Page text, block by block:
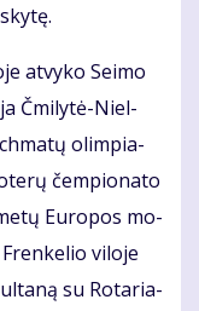
at­vy­ko Sei­mo
Čmi­ly­tė-Niel­
olim­pia­
čem­pio­na­to
Eu­ro­pos mo­
vi­lo­je
su Ro­ta­ria­